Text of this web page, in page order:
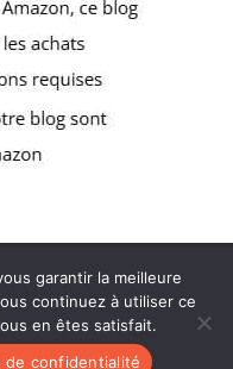
Mentions légales
du Lubéron 2026
garantir la meilleure
continuez à utiliser ce
en êtes satisfait.
de confidentialité